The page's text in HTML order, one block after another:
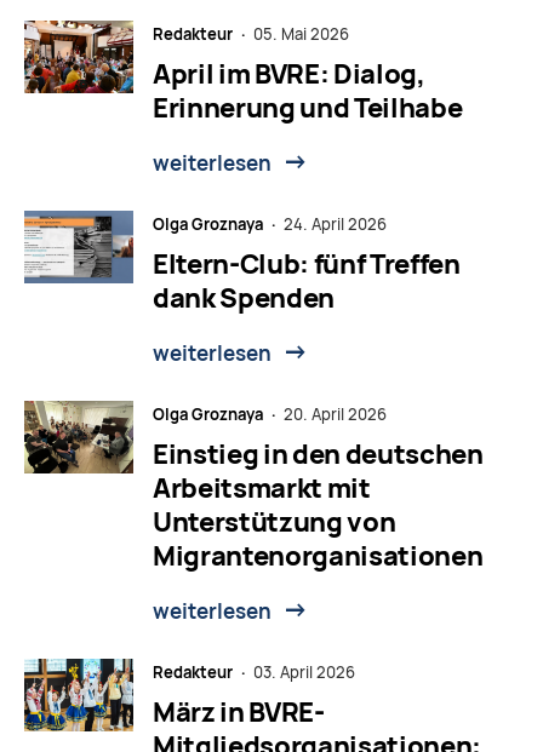
Redakteur · 05. Mai 2026
April im BVRE: Dialog,
Erinnerung und Teilhabe
weiterlesen
Olga Groznaya · 24. April 2026
Eltern-Club: fünf Treffen
dank Spenden
weiterlesen
Olga Groznaya · 20. April 2026
Einstieg in den deutschen
Arbeitsmarkt mit
Unterstützung von
Migrantenorganisationen
weiterlesen
Redakteur · 03. April 2026
März in BVRE-